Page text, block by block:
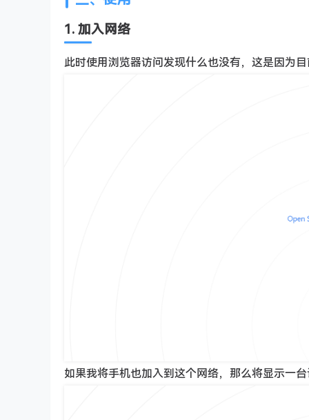
1. 加入网络
此时使用浏览器访问发现什么也没有，这是因为
如果我将手机也加入到这个网络，那么将显示一